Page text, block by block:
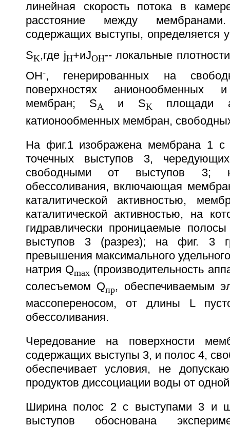
линейная скорость потока в
расстояние между
содержащих выступы, определяется
SK,где jH+иJOH-- локальные
ОН-, генерированных на
поверхностях анионообменных
мембран; SA и SK площади
катионообменных мембран,
На фиг.1 изображена мембрана 1
точечных выступов 3,
свободными от выступов 3;
обессоливания, включающая
каталитической активностью,
каталитической активностью, на
гидравлически проницаемые
выступов 3 (разрез); на фиг. 3
превышения максимального
натрия Qmax(производительность
солесъемом Qпр, обеспечиваемым
массопереносом, от длины L
обессоливания.
Чередование на поверхности
содержащих выступы 3, и полос 4,
обеспечивает условия, не
продуктов диссоциации воды от
Ширина полос 2 с выступами 3 и
выступов обоснована